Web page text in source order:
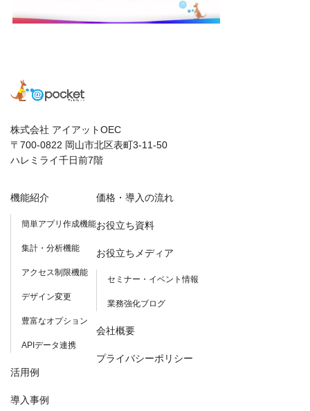
株式会社 アイアットOEC
〒700-0822 岡山市北区表町3-11-50
ハレミライ千日前7階
機能紹介
簡単アプリ作成機能
集計・分析機能
アクセス制限機能
デザイン変更
豊富なオプション
APIデータ連携
活用例
導入事例
価格・導入の流れ
お役立ち資料
お役立ちメディア
セミナー・イベント情報
業務強化ブログ
会社概要
プライバシーポリシー